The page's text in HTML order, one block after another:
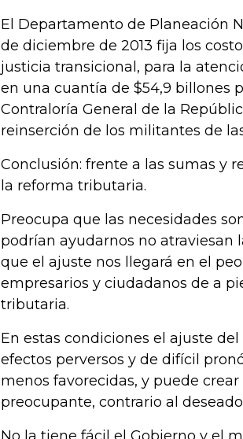
El Departamento de Planeación
de diciembre de 2013 fija los
justicia transicional, para la
en una cuantía de $54,9 billones
Contraloría General de la
reinserción de los militantes de
Conclusión: frente a las sumas y
la reforma tributaria.
Preocupa que las necesidades
podrían ayudarnos no atraviesan
que el ajuste nos llegará en el
empresarios y ciudadanos de a
tributaria.
En estas condiciones el ajuste
efectos perversos y de difícil
menos favorecidas, y puede
preocupante, contrario al